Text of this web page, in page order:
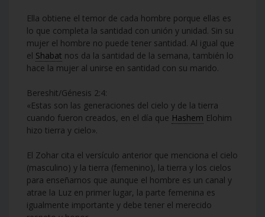
Ella obtiene el temor de cada hombre porque ellas es
lo que completa la santidad con unión y unidad. Sin su
mujer el hombre no puede tener santidad. Al igual que
el Shabat nos da la santidad de la semana, también lo
hace la mujer al unirse en santidad con su marido.
Bereshit/Génesis 2:4:
«Estas son las generaciones del cielo y de la tierra
cuando fueron creados, en el día que Hashem Elohim
hizo tierra y cielo».
El Zohar cita el versículo anterior que menciona el cielo
(masculino) y la tierra (femenino), la tierra y los cielos
para enseñarnos que aunque el hombre es un canal y
atrae la Luz en primer lugar, la parte femenina es
igualmente importante y debe tener el merecido